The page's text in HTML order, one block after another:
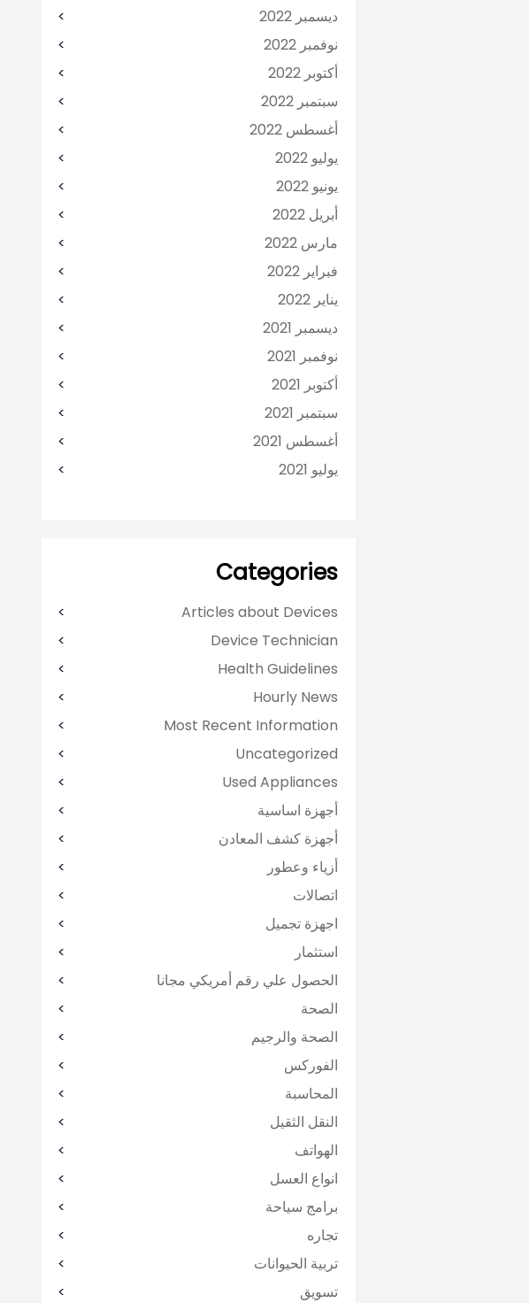
ديسمبر 2022
نوفمبر 2022
أكتوبر 2022
سبتمبر 2022
أغسطس 2022
يوليو 2022
يونيو 2022
أبريل 2022
مارس 2022
فبراير 2022
يناير 2022
ديسمبر 2021
نوفمبر 2021
أكتوبر 2021
سبتمبر 2021
أغسطس 2021
يوليو 2021
Categories
Articles about Devices
Device Technician
Health Guidelines
Hourly News
Most Recent Information
Uncategorized
Used Appliances
أجهزة اساسية
أجهزة كشف المعادن
أزياء وعطور
اتصالات
اجهزة تجميل
استثمار
الحصول علي رقم أمريكي مجانا
الصحة
الصحة والرجيم
الفوركس
المحاسبة
النقل الثقيل
الهواتف
انواع العسل
برامج سياحة
تجاره
تربية الحيوانات
تسويق